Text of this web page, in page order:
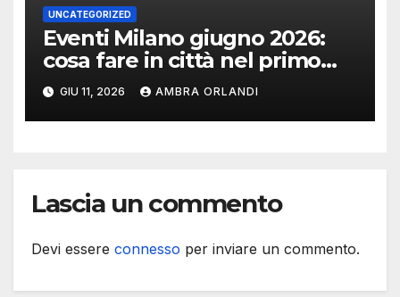
UNCATEGORIZED
Eventi Milano giugno 2026:
cosa fare in città nel primo
mese d’estate
GIU 11, 2026 AMBRA ORLANDI
Lascia un commento
Devi essere connesso per inviare un commento.